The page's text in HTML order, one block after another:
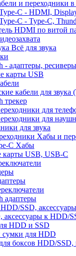
и переходники
C - HDMI,
C - Type-C,
HDMI по витой
Всё для звука
- адаптеры,
карты USB
кабели для звука
трекер
для
для
для звука
Хабы и
C Хабы
карты USB, USB-C
адаптеры
аксессуары к HDD/
HDD и SSD
для HDD
боксов HDD/